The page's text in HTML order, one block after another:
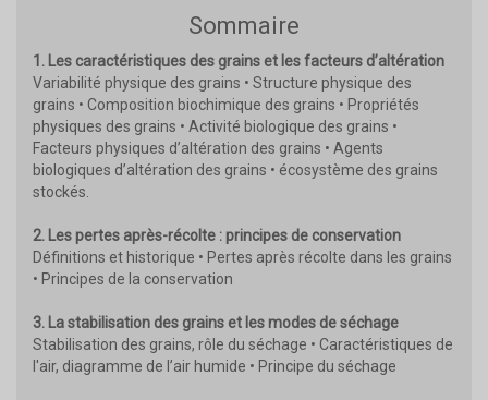
Sommaire
1. Les caractéristiques des grains et les facteurs d’altération
Variabilité physique des grains • Structure physique des
grains • Composition biochimique des grains • Propriétés
physiques des grains • Activité biologique des grains •
Facteurs physiques d’altération des grains • Agents
biologiques d’altération des grains • écosystème des grains
stockés.
2. Les pertes après-récolte :principes de conservation
Définitions et historique • Pertes après récolte dans les grains
• Principes de la conservation
3. La stabilisation des grains et les modes de séchage
Stabilisation des grains, rôle du séchage • Caractéristiques de
l'air, diagramme de l’air humide • Principe du séchage